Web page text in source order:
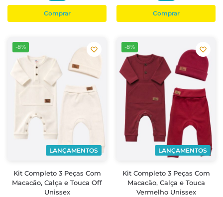
Comprar Comprar
-8%
LANÇAMENTOS
Kit Completo 3 Peças Com
Macacão, Calça e Touca Off
Unissex
-8%
LANÇAMENTOS
Kit Completo 3 Peças Com
Macacão, Calça e Touca
Vermelho Unissex